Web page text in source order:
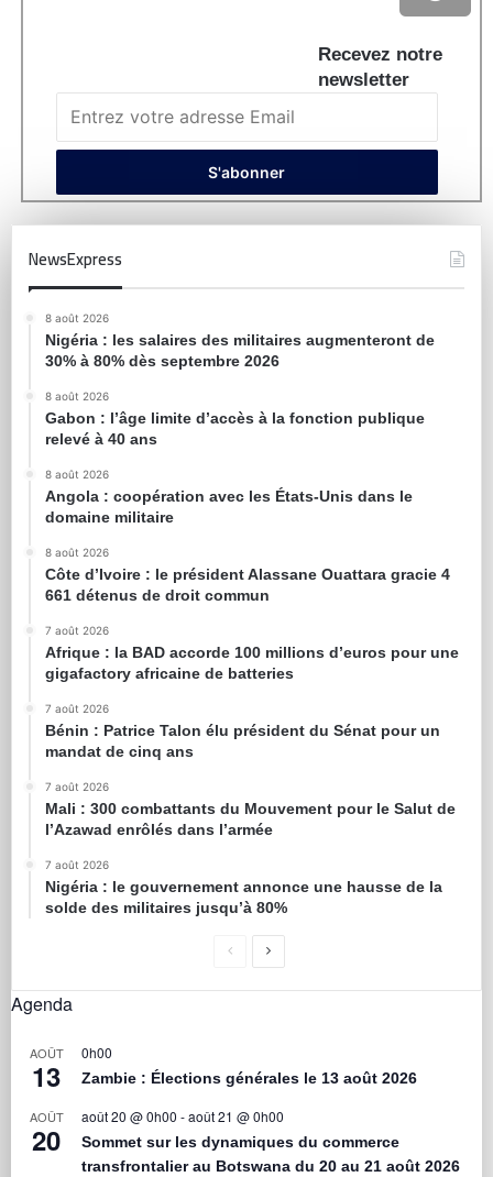
Recevez notre
newsletter
NewsExpress
8 août 2026
Nigéria : les salaires des militaires augmenteront de
30% à 80% dès septembre 2026
8 août 2026
Gabon : l’âge limite d’accès à la fonction publique
relevé à 40 ans
8 août 2026
Angola : coopération avec les États-Unis dans le
domaine militaire
8 août 2026
Côte d’Ivoire : le président Alassane Ouattara gracie 4
661 détenus de droit commun
7 août 2026
Afrique : la BAD accorde 100 millions d’euros pour une
gigafactory africaine de batteries
7 août 2026
Bénin : Patrice Talon élu président du Sénat pour un
mandat de cinq ans
7 août 2026
Mali : 300 combattants du Mouvement pour le Salut de
l’Azawad enrôlés dans l’armée
7 août 2026
Nigéria : le gouvernement annonce une hausse de la
solde des militaires jusqu’à 80%
Agenda
AOÛT
13
0h00
Zambie : Élections générales le 13 août 2026
AOÛT
20
août 20 @ 0h00 -août 21 @ 0h00
Sommet sur les dynamiques du commerce
transfrontalier au Botswana du 20 au 21 août 2026